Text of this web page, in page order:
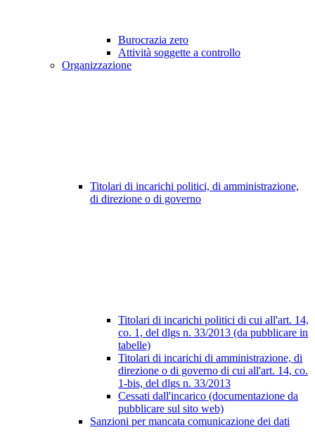
Burocrazia zero
Attività soggette a controllo
Organizzazione
Titolari di incarichi politici, di amministrazione,
di direzione o di governo
Titolari di incarichi politici di cui all'art. 14,
co. 1, del dlgs n. 33/2013 (da pubblicare in
tabelle)
Titolari di incarichi di amministrazione, di
direzione o di governo di cui all'art. 14, co.
1-bis, del dlgs n. 33/2013
Cessati dall'incarico (documentazione da
pubblicare sul sito web)
Sanzioni per mancata comunicazione dei dati